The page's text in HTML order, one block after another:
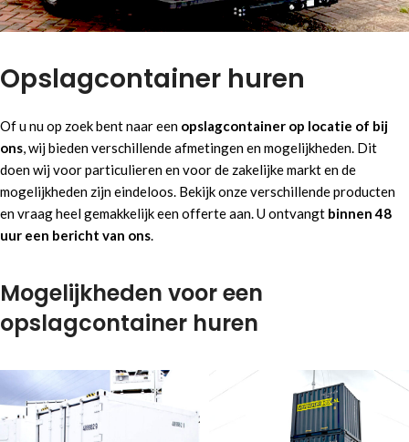
Opslagcontainer huren
Of u nu op zoek bent naar een opslagcontainer op locatie of bij
ons, wij bieden verschillende afmetingen en mogelijkheden. Dit
doen wij voor particulieren en voor de zakelijke markt en de
mogelijkheden zijn eindeloos. Bekijk onze verschillende producten
en vraag heel gemakkelijk een offerte aan. U ontvangt binnen 48
uur een bericht van ons.
Mogelijkheden voor een
opslagcontainer huren